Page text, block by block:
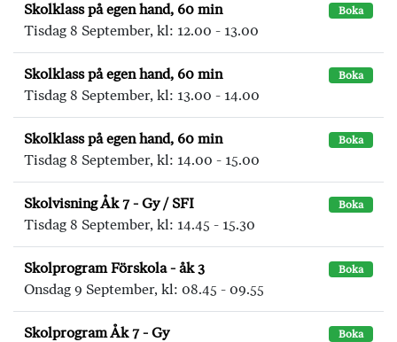
Skolklass på egen hand, 60 min Boka
Tisdag 8 September, kl: 12.00 - 13.00
Skolklass på egen hand, 60 min Boka
Tisdag 8 September, kl: 13.00 - 14.00
Skolklass på egen hand, 60 min Boka
Tisdag 8 September, kl: 14.00 - 15.00
Skolvisning Åk 7 - Gy / SFI Boka
Tisdag 8 September, kl: 14.45 - 15.30
Skolprogram Förskola - åk 3 Boka
Onsdag 9 September, kl: 08.45 - 09.55
Skolprogram Åk 7 - Gy Boka